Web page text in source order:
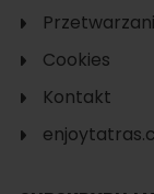
Cookies
Kontakt